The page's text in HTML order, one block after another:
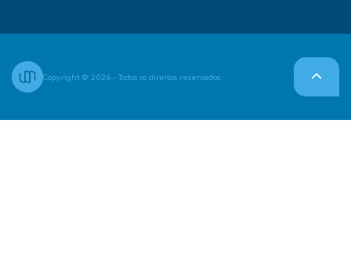
Copyright © 2026 - Todos os direitos reservados.